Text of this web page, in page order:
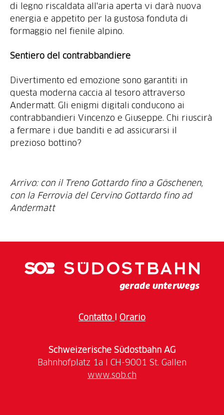
di legno riscaldata all'aria aperta vi darà nuova
energia e appetito per la gustosa fonduta di
formaggio nel fienile alpino.
Sentiero del contrabbandiere
Divertimento ed emozione sono garantiti in
questa moderna caccia al tesoro attraverso
Andermatt. Gli enigmi digitali conducono ai
contrabbandieri Vincenzo e Giuseppe. Chi riuscirà
a fermare i due banditi e ad assicurarsi il
prezioso bottino?
Arrivo: con il Treno Gottardo fino a Göschenen,
con la Ferrovia del Cervino Gottardo fino ad
Andermatt
Contatto Orario
Schweizerische Südostbahn AG
www.sob.ch